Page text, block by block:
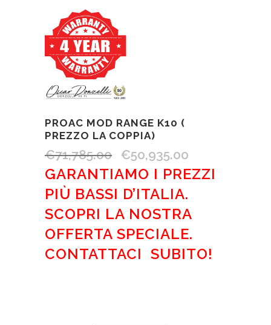
PROAC MOD RANGE K10 (
PREZZO LA COPPIA)
€71,785.00 €50,935.00
GARANTIAMO I PREZZI
PIÙ BASSI D’ITALIA.
SCOPRI LA NOSTRA
OFFERTA SPECIALE.
CONTATTACI SUBITO!